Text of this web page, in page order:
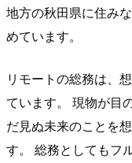
地方の秋田県に住み
めています。
リモートの総務は、
ています。 現物が目
だ見ぬ未来のことを
す。 総務としてもフ